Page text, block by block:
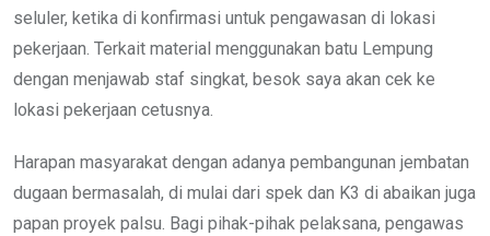
seluler, ketika di konfirmasi untuk pengawasan di lokasi
pekerjaan. Terkait material menggunakan batu Lempung
dengan menjawab staf singkat, besok saya akan cek ke
lokasi pekerjaan cetusnya.
Harapan masyarakat dengan adanya pembangunan jembatan
dugaan bermasalah, di mulai dari spek dan K3 di abaikan juga
papan proyek palsu. Bagi pihak-pihak pelaksana, pengawas